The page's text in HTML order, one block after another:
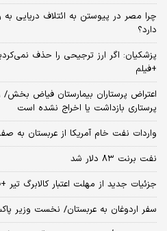
چرا مصر در پیوستن به ائتلاف دریایی به
دارد؟
پزشکیان: اگر ارز ترجیحی را حذف
+فیلم
اعتراض پرستاران بیمارستان فیاض
پرستاری بازداشت یا اخراج نشده است
واردات نفت خام آمریکا از عربستان به
نفت برنت ۸۳ دلار شد
جزئیات جدید از مهلت اعتبار کالابرگ تیر
سفر اردوغان به عربستان/ نخست وزیر